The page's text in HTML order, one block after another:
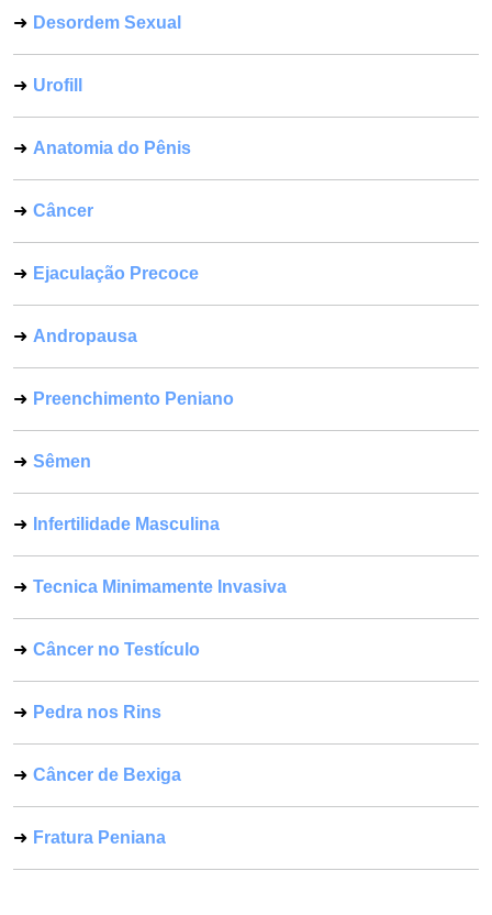
Desordem Sexual
Urofill
Anatomia do Pênis
Câncer
Ejaculação Precoce
Andropausa
Preenchimento Peniano
Sêmen
Infertilidade Masculina
Tecnica Minimamente Invasiva
Câncer no Testículo
Pedra nos Rins
Câncer de Bexiga
Fratura Peniana